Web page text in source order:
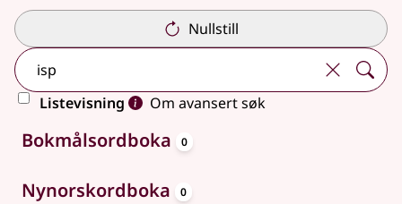
Nullstill
Listevisning
Om avansert søk
Ingen treff
Bokmålsordboka 0
Nynorskordboka 0